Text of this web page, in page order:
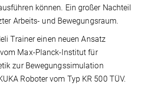
können. Ein großer Nachteil
Arbeits- und Bewegungsraum.
Trainer einen neuen Ansatz
Max-Planck-Institut für
zur Bewegungssimulation
Roboter vom Typ KR 500 TÜV.